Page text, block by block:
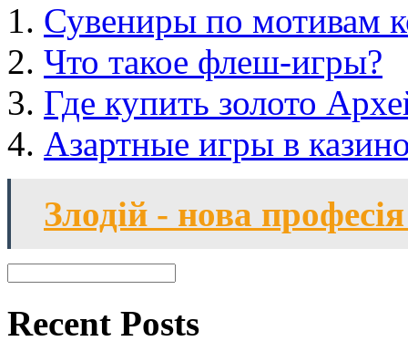
Сувениры по мотивам
Что такое флеш-игры?
Где купить золото
Азартные игры в
Злодій - нова
Recent Posts